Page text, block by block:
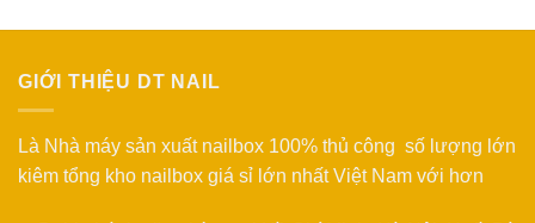
GIỚI THIỆU DT NAIL
Là Nhà máy sản xuất nailbox 100% thủ công số lượng lớn
kiêm tổng kho nailbox giá sỉ lớn nhất Việt Nam với hơn